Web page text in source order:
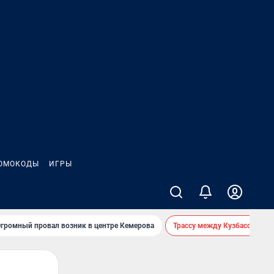
ИГРЫ
провал возник в центре Кемерова Трассу между Кузбассом и